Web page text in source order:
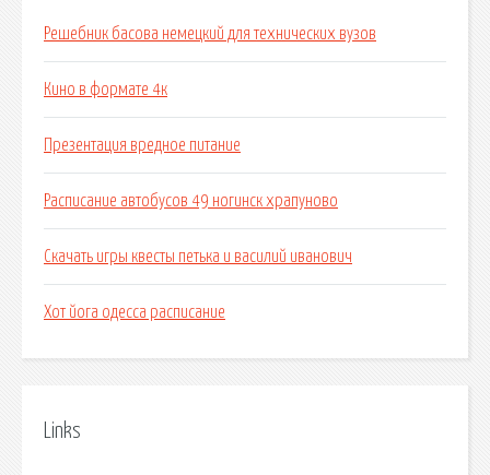
Решебник басова немецкий для технических вузов
Кино в формате 4к
Презентация вредное питание
Расписание автобусов 49 ногинск храпуново
Скачать игры квесты петька и василий иванович
Хот йога одесса расписание
Links